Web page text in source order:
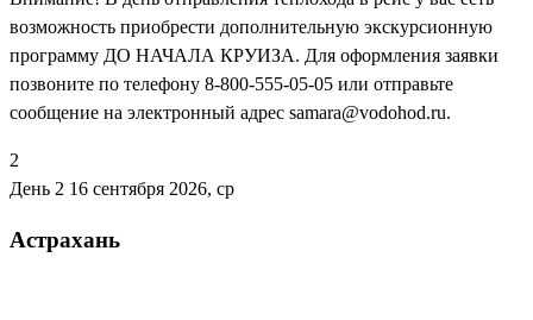
возможность приобрести дополнительную экскурсионную
программу ДО НАЧАЛА КРУИЗА. Для оформления заявки
позвоните по телефону 8-800-555-05-05 или отправьте
сообщение на электронный адрес samara@vodohod.ru.
2
День 2 16 сентября 2026, ср
Астрахань